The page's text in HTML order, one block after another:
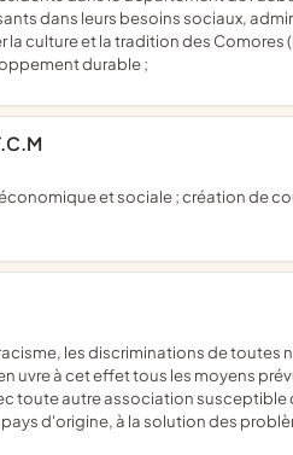
dans leurs besoins sociaux,
culture et la tradition des
durable ;
à cet effet tous les moyens
toute autre association
d'origine, à la solution des